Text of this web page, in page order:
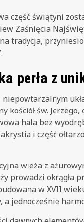
część świątyni
Zaśnięcia
tradycja,
perła z
kościół św.
hala bez
i część
wieża z
prowadzi okrągła
w XVII
a jednocześnie